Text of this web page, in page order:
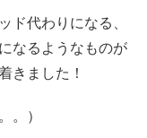
ド代わりになる、
なるようなものが
きました！
。）